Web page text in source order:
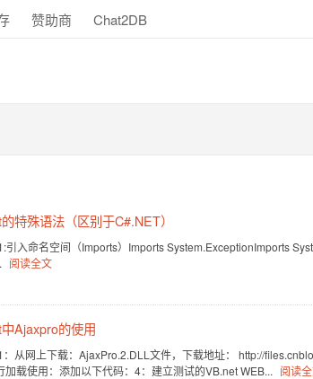
赞助商 Chat2DB
特殊语法（区别于C#.NET）
引入命名空间（Imports）Imports System.ExceptionImports
阅读全文
Ajaxpro的使用
：从网上下载：AjaxPro.2.DLL文件，下载地址： http://
加载使用：添加以下代码：4：建立测试的VB.net WEB... 阅读